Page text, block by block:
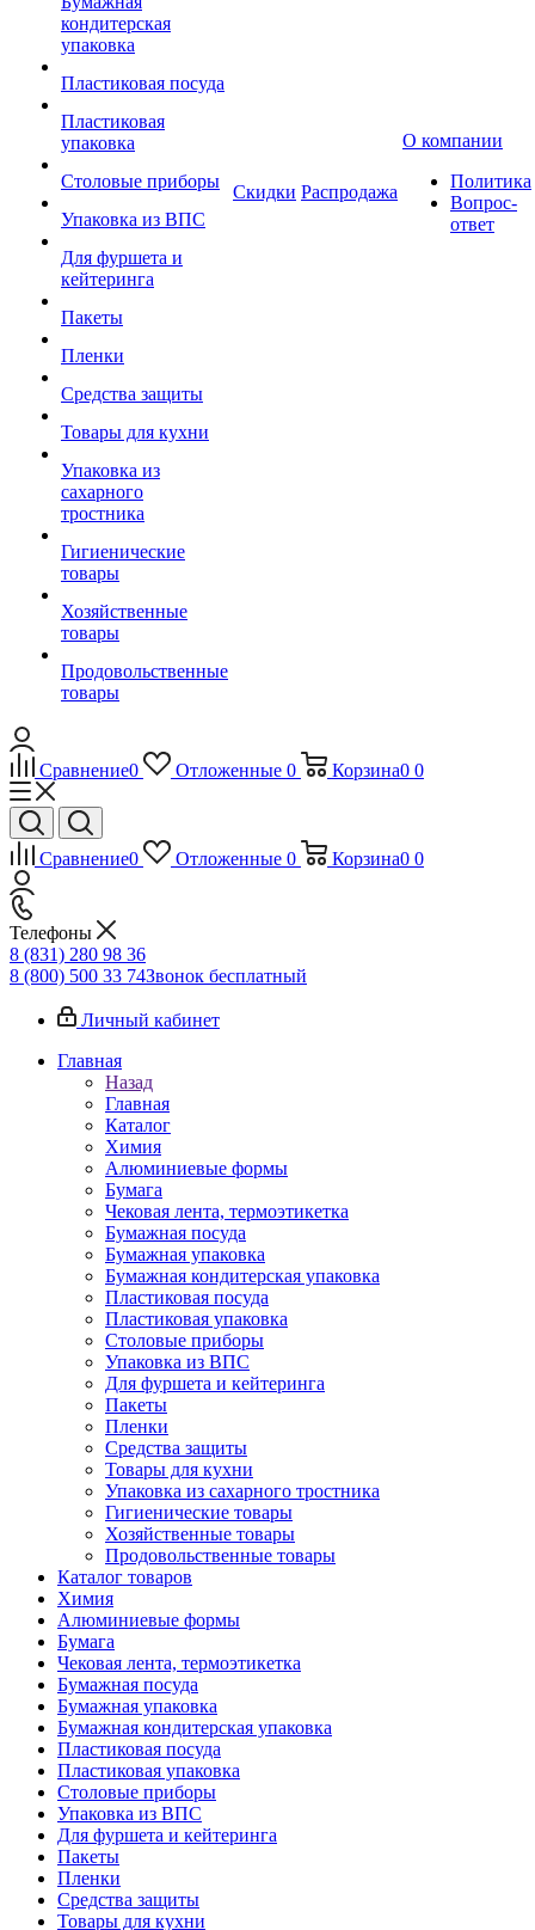
кондитерская
упаковка
Пластиковая посуда
Пластиковая
упаковка
Столовые приборы
Упаковка из ВПС
Для фуршета и
кейтеринга
Пакеты
Пленки
Средства защиты
Товары для кухни
Упаковка из
сахарного
тростника
Гигиенические
товары
Хозяйственные
товары
Продовольственные
товары
Скидки Распродажа
О компании
Политика
Вопрос-
ответ
Сравнение0 Отложенные 0 Корзина0 0
Сравнение0 Отложенные 0 Корзина0 0
Телефоны
8 (831) 280 98 36
8 (800) 500 33 74Звонок бесплатный
Личный кабинет
Главная
Назад
Главная
Каталог
Химия
Алюминиевые формы
Бумага
Чековая лента, термоэтикетка
Бумажная посуда
Бумажная упаковка
Бумажная кондитерская упаковка
Пластиковая посуда
Пластиковая упаковка
Столовые приборы
Упаковка из ВПС
Для фуршета и кейтеринга
Пакеты
Пленки
Средства защиты
Товары для кухни
Упаковка из сахарного тростника
Гигиенические товары
Хозяйственные товары
Продовольственные товары
Каталог товаров
Химия
Алюминиевые формы
Бумага
Чековая лента, термоэтикетка
Бумажная посуда
Бумажная упаковка
Бумажная кондитерская упаковка
Пластиковая посуда
Пластиковая упаковка
Столовые приборы
Упаковка из ВПС
Для фуршета и кейтеринга
Пакеты
Пленки
Средства защиты
Товары для кухни